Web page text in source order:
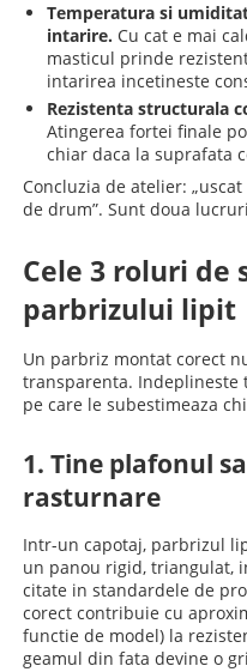
Temperatura si
intarire. Cu cat e mai
masticul prinde
intarirea incetineste
Rezistenta structurala
Atingerea fortei finale
chiar daca la suprafata
Concluzia de atelier:
de drum”. Sunt doua
Cele 3 roluri de
parbrizului lipit
Un parbriz montat corect
transparenta. Indeplineste
pe care le subestimeaza
1. Tine plafonul
rasturnare
Intr-un capotaj, parbrizul
un panou rigid, triangulat,
citate in standardele de
corect contribuie cu
functie de model) la
geamul din fata devine o